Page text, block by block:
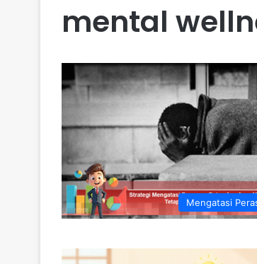
mental
Mengatasi